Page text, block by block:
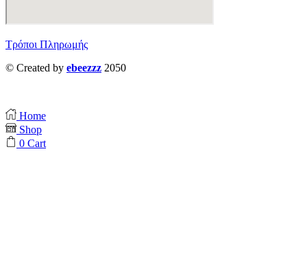
Τρόποι Πληρωμής
© Created by ebeezzz 2050
Home
Shop
0 Cart